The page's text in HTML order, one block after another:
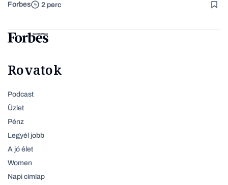
Forbes 2 perc
Rovatok
Podcast
Üzlet
Pénz
Legyél jobb
A jó élet
Women
Napi címlap